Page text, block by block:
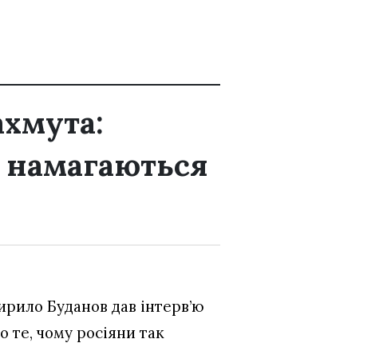
намагаються
Буданов дав інтерв’ю
те, чому росіяни так